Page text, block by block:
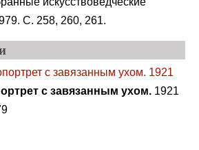
С. 258, 260, 261.
с завязанным ухом. 1921